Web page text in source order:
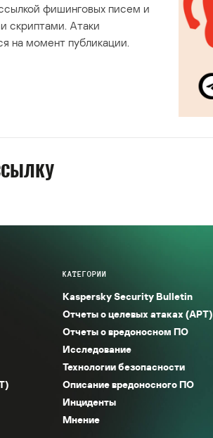
фишинговых писем и
скриптами. Атаки
на момент публикации.
КАТЕГОРИИ
Kaspersky Security Bulletin
Отчеты о целевых атаках (APT)
Отчеты о вредоносном ПО
Исследование
Технологии безопасности
Описание вредоносного ПО
Инциденты
Мнение